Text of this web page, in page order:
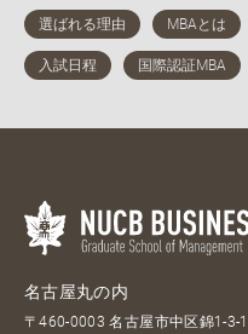
名古屋丸の内
〒460-0003 名古屋市中区錦1-3-1